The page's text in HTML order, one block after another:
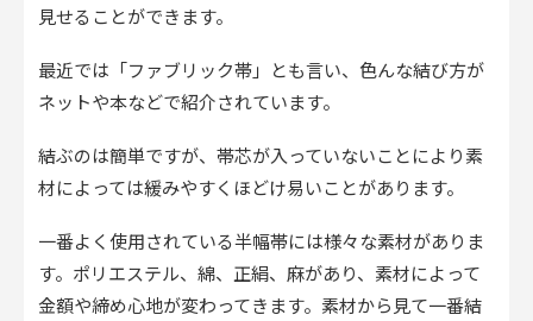
見せることができます。
最近では「ファブリック帯」とも言い、色んな結び方が
ネットや本などで紹介されています。
結ぶのは簡単ですが、帯芯が入っていないことにより素
材によっては緩みやすくほどけ易いことがあります。
一番よく使用されている半幅帯には様々な素材がありま
す。ポリエステル、綿、正絹、麻があり、素材によって
金額や締め心地が変わってきます。素材から見て一番結